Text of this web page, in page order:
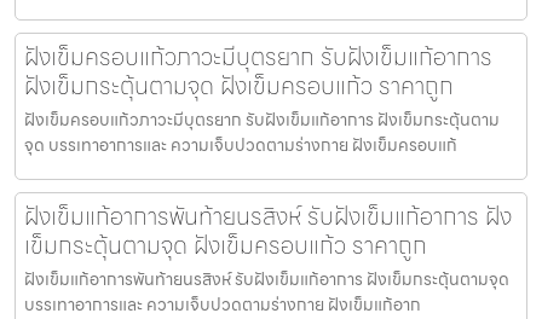
ฝังเข็มครอบแก้วภาวะมีบุตรยาก รับฝังเข็มแก้อาการ
ฝังเข็มกระตุ้นตามจุด ฝังเข็มครอบแก้ว ราคาถูก
ฝังเข็มครอบแก้วภาวะมีบุตรยาก รับฝังเข็มแก้อาการ ฝังเข็มกระตุ้นตาม
จุด บรรเทาอาการและ ความเจ็บปวดตามร่างกาย ฝังเข็มครอบแก้
ฝังเข็มแก้อาการพันท้ายนรสิงห์ รับฝังเข็มแก้อาการ ฝัง
เข็มกระตุ้นตามจุด ฝังเข็มครอบแก้ว ราคาถูก
ฝังเข็มแก้อาการพันท้ายนรสิงห์ รับฝังเข็มแก้อาการ ฝังเข็มกระตุ้นตามจุด
บรรเทาอาการและ ความเจ็บปวดตามร่างกาย ฝังเข็มแก้อาก